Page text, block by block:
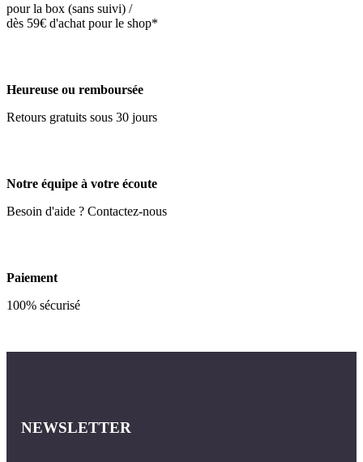
pour la box (sans suivi) /
dès 59€ d'achat pour le shop*
Heureuse ou remboursée
Retours gratuits sous 30 jours
Notre équipe à votre écoute
Besoin d'aide ? Contactez-nous
Paiement
100% sécurisé
NEWSLETTER